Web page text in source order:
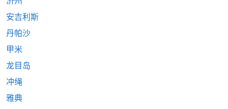
安吉利斯
丹帕沙
甲米
龙目岛
冲绳
雅典